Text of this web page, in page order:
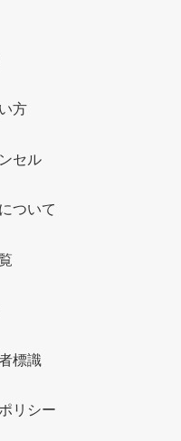
方
セル
ついて
標識
リシー